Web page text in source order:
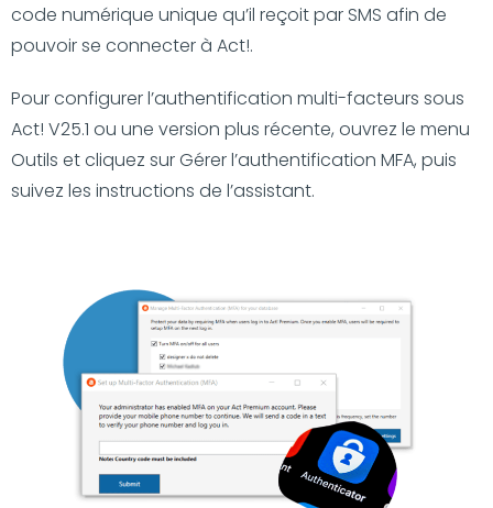
code numérique unique qu’il reçoit par SMS afin de
pouvoir se connecter à Act!.
Pour configurer l’authentification multi-facteurs sous
Act! V25.1 ou une version plus récente, ouvrez le menu
Outils et cliquez sur Gérer l’authentification MFA, puis
suivez les instructions de l’assistant.